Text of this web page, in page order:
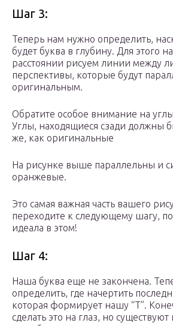
Шаг 3:
Теперь нам нужно определить,
будет буква в глубину. Для этого
расстоянии рисуем линии между
перспективы, которые будут
оригинальным.
Обратите особое внимание на
Углы, находящиеся сзади должны
же, как оригинальные
На рисунке выше параллельны и
оранжевые.
Это самая важная часть вашего
переходите к следующему шагу,
идеала в этом!
Шаг 4:
Наша буква еще не закончена.
определить, где начертить
которая формирует нашу “Т”.
сделать это на глаз, но